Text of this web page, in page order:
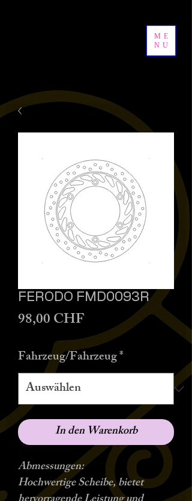
ME
NU
FERODO FMD0093R
98,00 CHFPreis
Fahrzeug/Fahrzeug*
In den Warenkorb
Abmessungen:
Hochwertige Scheibe, bietet